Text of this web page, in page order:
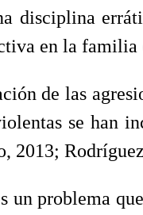
disciplina
en la familia
de las
se han
2013;
problema